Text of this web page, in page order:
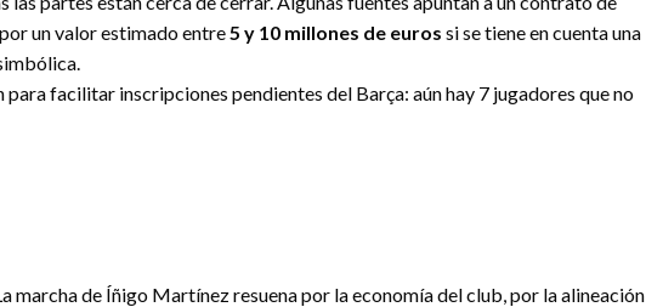
un valor estimado entre5 y 10 millones de euros si se tiene en cuenta una
para facilitar inscripciones pendientes del Barça: aún hay 7 jugadores que no
marcha de Íñigo Martínez resuena por la economía del club, por la alineación